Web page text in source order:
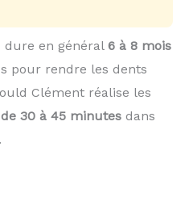
en général 6 à 8 mois
pour rendre les dents
Clément réalise les
30 à 45 minutes dans